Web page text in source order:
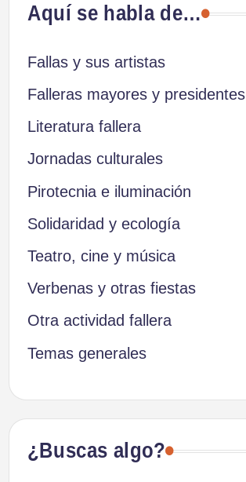
Aquí se habla de…
Fallas y sus artistas
Falleras mayores y presidentes
Literatura fallera
Jornadas culturales
Pirotecnia e iluminación
Solidaridad y ecología
Teatro, cine y música
Verbenas y otras fiestas
Otra actividad fallera
Temas generales
¿Buscas algo?